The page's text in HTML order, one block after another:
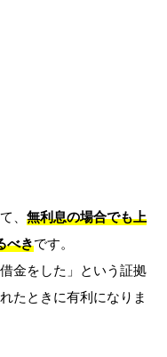
、 無利息の場合でも上
べきです。
金をした」という証拠
たときに有利になりま